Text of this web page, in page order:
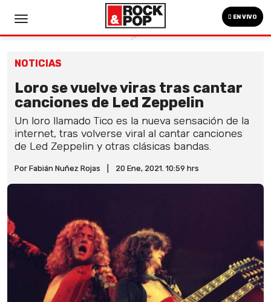
EN VIVO
NOTICIAS
Loro se vuelve viras tras cantar
canciones de Led Zeppelin
Un loro llamado Tico es la nueva sensación de la
internet, tras volverse viral al cantar canciones
de Led Zeppelin y otras clásicas bandas.
Por Fabián Nuñez Rojas 20 Ene, 2021. 10:59 hrs